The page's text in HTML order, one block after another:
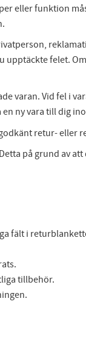
eller funktion
felet.
varan. Vid fel i
ny vara till dig
retur- eller
på grund av
fält i
tillbehör.